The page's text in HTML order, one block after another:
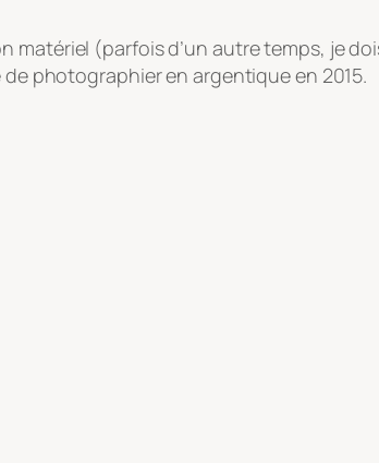
matériel (parfois d’un autre temps, je
photographier en argentique en 2015.